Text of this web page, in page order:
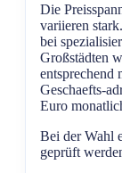
Die
variieren
bei
Großstädten
entsprechend
Geschaefts-
Euro
Bei der Wahl
geprüft